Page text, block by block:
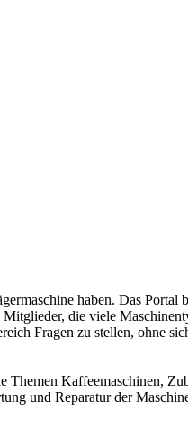
haben. Das Portal
die viele
Fragen zu stellen, ohne
Themen Kaffeemaschinen,
und Reparatur der